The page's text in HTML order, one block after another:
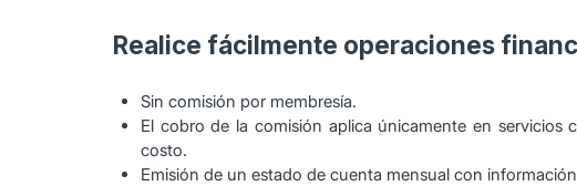
Realice fácilmente operaciones
Sin comisión por membresía.
El cobro de la comisión aplica únicamente en servicios
costo.
Emisión de un estado de cuenta mensual con